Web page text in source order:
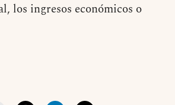
los ingresos económicos o